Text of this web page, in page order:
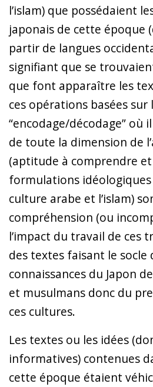
l’islam) que possédaient
japonais de cette époque
partir de langues
signifiant que se
que font apparaître les
ces opérations basées sur
“encodage/décodage” où
de toute la dimension de
(aptitude à comprendre
formulations
culture arabe et l’islam)
compréhension (ou
l’impact du travail de ces
des textes faisant le socle
connaissances du Japon
et musulmans donc du
ces cultures.
Les textes ou les idées
informatives) contenues
cette époque étaient